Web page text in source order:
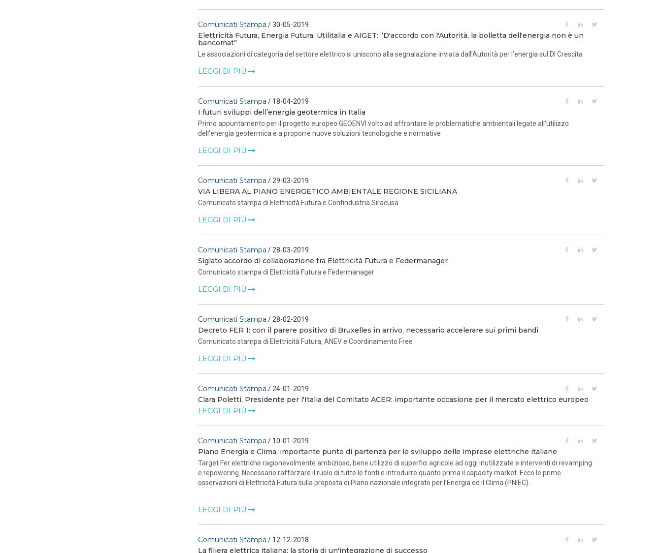
Comunicati Stampa / 30-05-2019
Elettricità Futura, Energia Futura, Utilitalia e AIGET: “D'accordo con l'Autorità, la bolletta dell'energia non è un
bancomat”
Le associazioni di categoria del settore elettrico si uniscono alla segnalazione inviata dall’Autorità per l’energia sul Dl Crescita
LEGGI DI PIÙ
Comunicati Stampa / 18-04-2019
I futuri sviluppi dell’energia geotermica in Italia
Primo appuntamento per il progetto europeo GEOENVI volto ad affrontare le problematiche ambientali legate all'utilizzo
dell'energia geotermica e a proporre nuove soluzioni tecnologiche e normative
LEGGI DI PIÙ
Comunicati Stampa / 29-03-2019
VIA LIBERA AL PIANO ENERGETICO AMBIENTALE REGIONE SICILIANA
Comunicato stampa di Elettricità Futura e Confindustria Siracusa
LEGGI DI PIÙ
Comunicati Stampa / 28-03-2019
Siglato accordo di collaborazione tra Elettricità Futura e Federmanager
Comunicato stampa di Elettricità Futura e Federmanager
LEGGI DI PIÙ
Comunicati Stampa / 28-02-2019
Decreto FER 1: con il parere positivo di Bruxelles in arrivo, necessario accelerare sui primi bandi
Comunicato stampa di Elettricità Futura, ANEV e Coordinamento Free
LEGGI DI PIÙ
Comunicati Stampa / 24-01-2019
Clara Poletti, Presidente per l'Italia del Comitato ACER: importante occasione per il mercato elettrico europeo
LEGGI DI PIÙ
Comunicati Stampa / 10-01-2019
Piano Energia e Clima, importante punto di partenza per lo sviluppo delle imprese elettriche italiane
Target Fer elettriche ragionevolmente ambizioso, bene utilizzo di superfici agricole ad oggi inutilizzate e interventi di revamping
e repowering. Necessario rafforzare il ruolo di tutte le fonti e introdurre quanto prima il capacity market. Ecco le prime
osservazioni di Elettricità Futura sulla proposta di Piano nazionale integrato per l’Energia ed il Clima (PNIEC).
LEGGI DI PIÙ
Comunicati Stampa / 12-12-2018
La filiera elettrica italiana: la storia di un'integrazione di successo